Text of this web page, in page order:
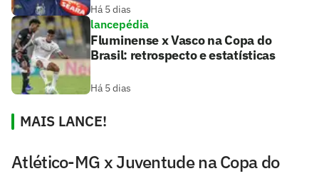
Há 5 dias
lancepédia
Fluminense x Vasco na Copa do
Brasil: retrospecto e estatísticas
Há 5 dias
MAIS LANCE!
Atlético-MG x Juventude na Copa do